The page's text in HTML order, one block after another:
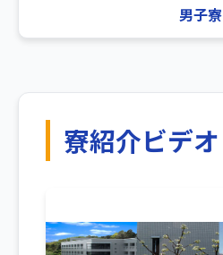
男子寮
寮紹介ビデオ